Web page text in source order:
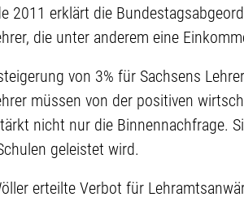
2011 erklärt die
die unter anderem eine
von 3% für Sachsens
müssen von der positiven
nicht nur die Binnennachfrage.
geleistet wird.
erteilte Verbot für